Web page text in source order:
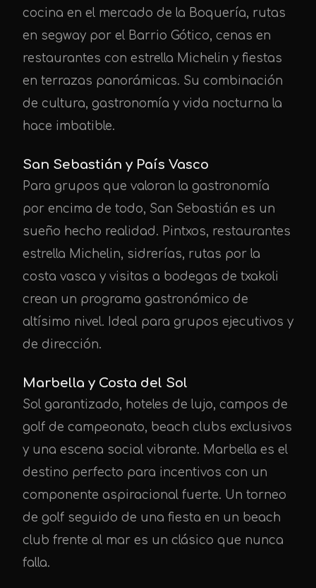
cocina en el mercado de la Boquería, rutas
en segway por el Barrio Gótico, cenas en
restaurantes con estrella Michelin y fiestas
en terrazas panorámicas. Su combinación
de cultura, gastronomía y vida nocturna la
hace imbatible.
San Sebastián y País Vasco
Para grupos que valoran la gastronomía
por encima de todo, San Sebastián es un
sueño hecho realidad. Pintxos, restaurantes
estrella Michelin, sidrerías, rutas por la
costa vasca y visitas a bodegas de txakoli
crean un programa gastronómico de
altísimo nivel. Ideal para grupos ejecutivos y
de dirección.
Marbella y Costa del Sol
Sol garantizado, hoteles de lujo, campos de
golf de campeonato, beach clubs exclusivos
y una escena social vibrante. Marbella es el
destino perfecto para incentivos con un
componente aspiracional fuerte. Un torneo
de golf seguido de una fiesta en un beach
club frente al mar es un clásico que nunca
falla.